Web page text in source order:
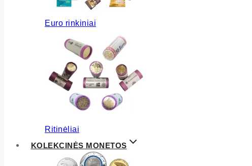
Euro rinkiniai
Ritinėliai
KOLEKCINĖS MONETOS